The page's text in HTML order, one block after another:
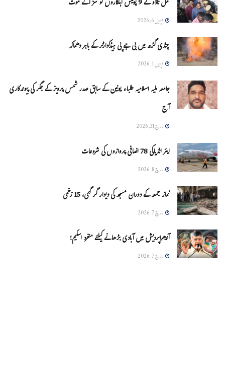
اپریل 6, 2026
چنڈی گڑھ میں بی جے پی ہیڈکوارٹر کے باہر دھماکہ
اپریل 1, 2026
جامعہ ملیہ اسلامیہ طلباء یونین کے سابق صدر شمس پرویز کے جگر کی پیوندکاری
آج
مارچ 31, 2026
ایئر انڈیاکی 78 اضافی پروازوں کی شروعات
مارچ 8, 2026
نماز جمعہ کے دوران مسجد کی دیوار گر گئی، 15 زخمی
مارچ 7, 2026
آندھراپردیش میں آبادی بڑھانے کیلئے منفرد اسکیم!
مارچ 7, 2026